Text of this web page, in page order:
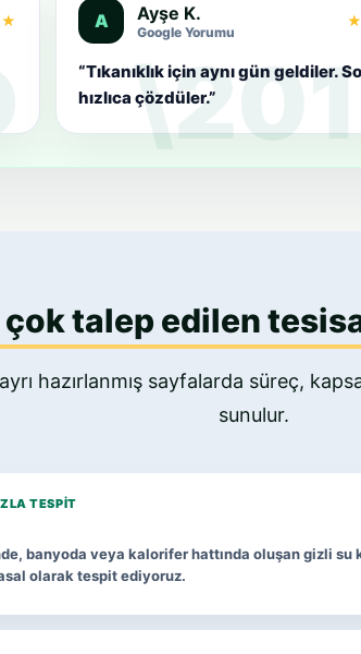
A Ayşe K.
Google Yorumu
“Tıkanıklık için aynı gün geldiler.
hızlıca çözdüler.”
çok talep edilen
hazırlanmış sayfalarda süreç,
sunulur.
TESPIT
banyoda veya kalorifer hattında oluşan gizli su
olarak tespit ediyoruz.